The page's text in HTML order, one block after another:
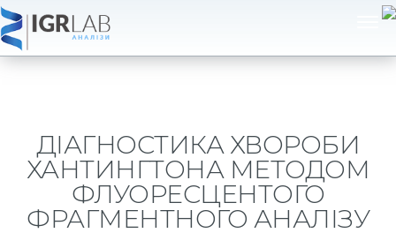
ДІАГНОСТИКА ХВОРОБИ
ХАНТИНГТОНА МЕТОДОМ
ФЛУОРЕСЦЕНТОГО
ФРАГМЕНТНОГО АНАЛІЗУ